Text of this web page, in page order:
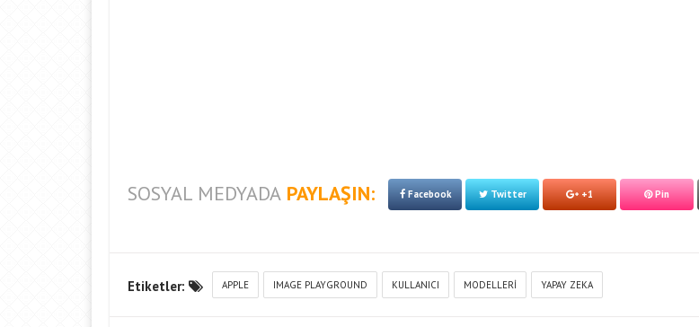
SOSYAL MEDYADA PAYLAŞIN: Facebook Twitter +1 Pin
Etiketler: APPLE IMAGE PLAYGROUND KULLANICI MODELLERI YAPAY ZEKA